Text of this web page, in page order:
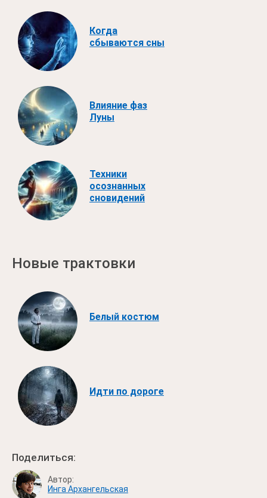
Когда
сбываются сны
Влияние фаз
Луны
Техники
осознанных
сновидений
Новые трактовки
Белый костюм
Идти по дороге
Поделиться:
Автор:
Инга Архангельская